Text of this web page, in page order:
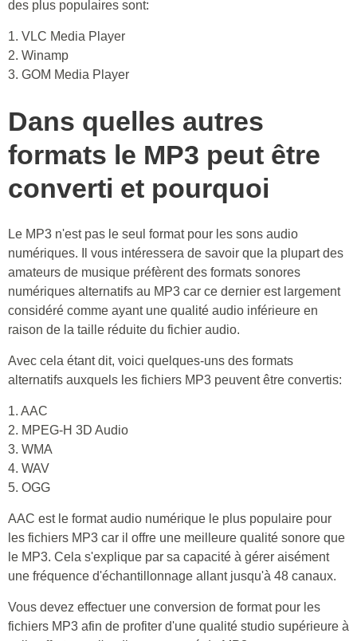
des plus populaires sont:
1. VLC Media Player
2. Winamp
3. GOM Media Player
Dans quelles autres
formats le MP3 peut être
converti et pourquoi
Le MP3 n'est pas le seul format pour les sons audio
numériques. Il vous intéressera de savoir que la plupart des
amateurs de musique préfèrent des formats sonores
numériques alternatifs au MP3 car ce dernier est largement
considéré comme ayant une qualité audio inférieure en
raison de la taille réduite du fichier audio.
Avec cela étant dit, voici quelques-uns des formats
alternatifs auxquels les fichiers MP3 peuvent être convertis:
1. AAC
2. MPEG-H 3D Audio
3. WMA
4. WAV
5. OGG
AAC est le format audio numérique le plus populaire pour
les fichiers MP3 car il offre une meilleure qualité sonore que
le MP3. Cela s'explique par sa capacité à gérer aisément
une fréquence d'échantillonnage allant jusqu'à 48 canaux.
Vous devez effectuer une conversion de format pour les
fichiers MP3 afin de profiter d'une qualité studio supérieure à